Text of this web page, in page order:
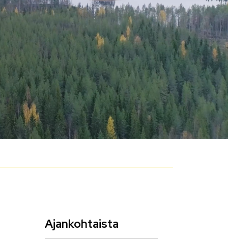
Ajankohtaista